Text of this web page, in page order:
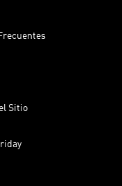
Sitio